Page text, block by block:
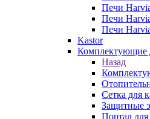
Печи
Печи
Печи
Kastor
Комплектующие
Назад
Сетка для
Защитные
Портал